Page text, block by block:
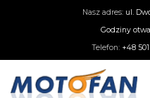
Nasz adres: ul.
Godziny
Telefon: +48